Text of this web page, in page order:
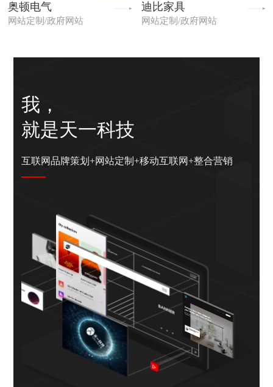
奥顿电气
网站定制/政府网站
迪比家具
网站定制/政府网站
我，
就是天一科技
互联网品牌策划+网站定制+移动互联网+整合营销